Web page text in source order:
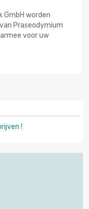
GmbH worden
Praseodymium
voor uw
!